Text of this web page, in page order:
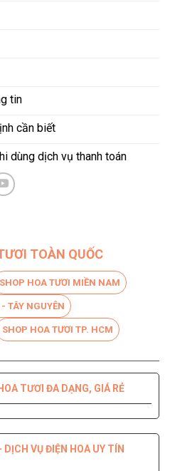
ly đỏ
tin
cần biết
dùng dịch vụ thanh toán
TOÀN QUỐC
SHOP HOA TƯƠI MIỀN NAM
TÂY NGUYÊN
SHOP HOA TƯƠI TP. HCM
TƯƠI ĐA DẠNG, GIÁ RẺ
VỤ ĐIỆN HOA UY TÍN